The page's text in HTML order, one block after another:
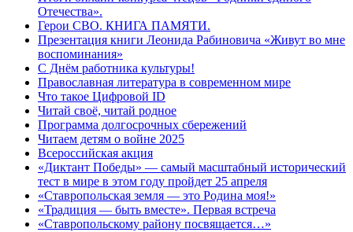
Отечества».
Герои СВО. КНИГА ПАМЯТИ.
Презентация книги Леонида Рабиновича «Живут во мне
воспоминания»
С Днём работника культуры!
Православная литература в современном мире
Что такое Цифровой ID
Читай своё, читай родное
Программа долгосрочных сбережений
Читаем детям о войне 2025
Всероссийская акция
«Диктант Победы» — самый масштабный исторический
тест в мире в этом году пройдет 25 апреля
«Ставропольская земля — это Родина моя!»
«Традиция — быть вместе». Первая встреча
«Ставропольскому району посвящается…»